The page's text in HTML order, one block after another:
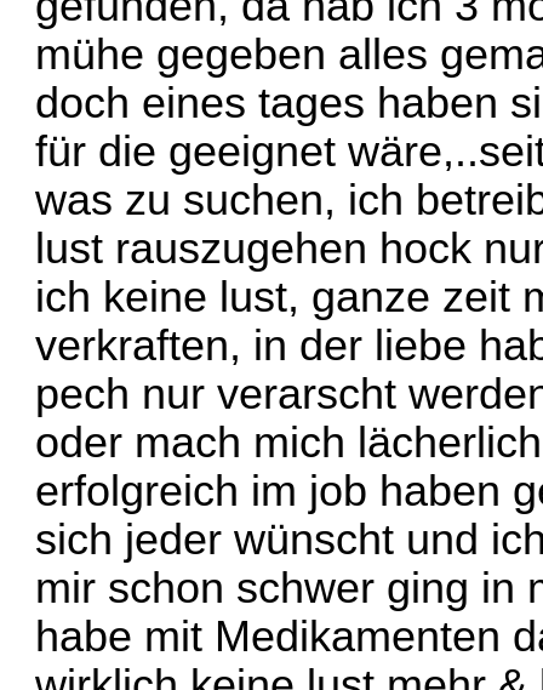
mühe gegeben alles
doch eines tages haben
für die geeignet
was zu suchen, ich
lust rauszugehen hock
ich keine lust, ganze zeit
verkraften, in der liebe
pech nur verarscht
oder mach mich
erfolgreich im job haben
sich jeder wünscht und
mir schon schwer ging in
habe mit Medikamenten